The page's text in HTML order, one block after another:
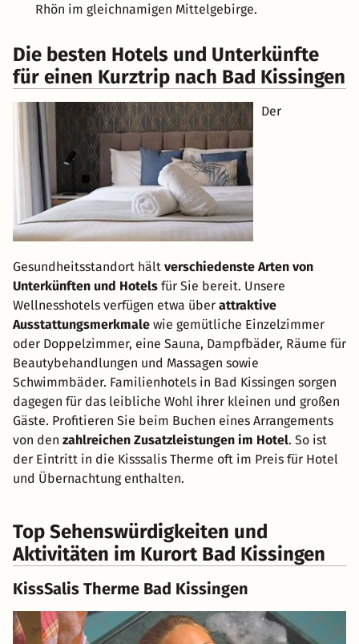
Rhön im gleichnamigen Mittelgebirge.
Die besten Hotels und Unterkünfte
für einen Kurztrip nach Bad Kissingen
Der
Gesundheitsstandort hält verschiedenste Arten von
Unterkünften und Hotels für Sie bereit. Unsere
Wellnesshotels verfügen etwa über attraktive
Ausstattungsmerkmale wie gemütliche Einzelzimmer
oder Doppelzimmer, eine Sauna, Dampfbäder, Räume für
Beautybehandlungen und Massagen sowie
Schwimmbäder. Familienhotels in Bad Kissingen sorgen
dagegen für das leibliche Wohl ihrer kleinen und großen
Gäste. Profitieren Sie beim Buchen eines Arrangements
von den zahlreichen Zusatzleistungen im Hotel. So ist
der Eintritt in die Kisssalis Therme oft im Preis für Hotel
und Übernachtung enthalten.
Top Sehenswürdigkeiten und
Aktivitäten im Kurort Bad Kissingen
KissSalis Therme Bad Kissingen